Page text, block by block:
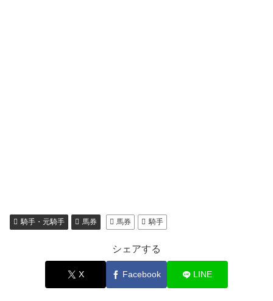
騎手・元騎手 馬券 馬券 騎手
シェアする
X Facebook LINE